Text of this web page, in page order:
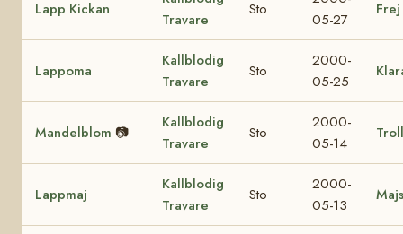
Lapp Kickan
Travare
Sto
05-27
Lappoma
Kallblodig
Travare
Sto
2000-
05-25
Mandelblom 📷
Kallblodig
Travare
Sto
2000-
05-14
Lappmaj
Kallblodig
Travare
Sto
2000-
05-13